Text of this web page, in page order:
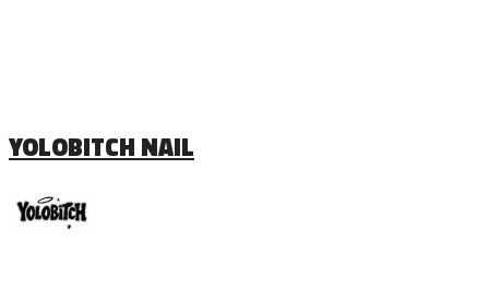
YOLOBITCH NAIL